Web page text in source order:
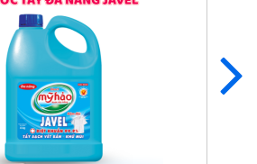
Nước Giặt Mỹ Hảo Đậm Đặc
2X
Nước Giặt Đậm Đặc Mỹ Hảo 5X